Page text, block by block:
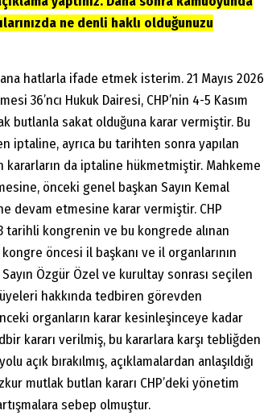
ne denli haklı olduğunuzu
hatlarla ifade etmek isterim. 21 Mayıs 2026
36’ncı Hukuk Dairesi, CHP’nin 4-5 Kasım
butlanla sakat olduğuna karar vermiştir. Bu
iptaline, ayrıca bu tarihten sonra yapılan
kararların da iptaline hükmetmiştir. Mahkeme
önceki genel başkan Sayın Kemal
devam etmesine karar vermiştir. CHP
tarihli kongrenin ve bu kongrede alınan
öncesi il başkanı ve il organlarının
Özgür Özel ve kurultay sonrası seçilen
hakkında tedbiren görevden
organların karar kesinleşinceye kadar
kararı verilmiş, bu kararlara karşı tebliğden
açık bırakılmış, açıklamalardan anlaşıldığı
mutlak butlan kararı CHP’deki yönetim
sebep olmuştur.